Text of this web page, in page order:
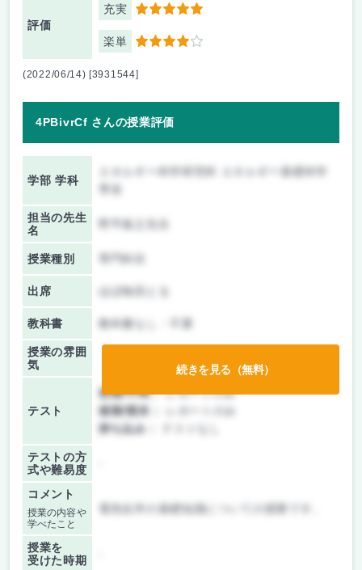
評価
充実 5
楽単 4
(2022/06/14) [3931544]
4PBivrCf さんの授業評価
学部 学科
担当の先生
名
野平俊之先生
授業種別
出席 ほぼ毎回とる
教科書 教科書なし・不要
授業の雰囲
気
テスト
前期/中間：レポートのみ
後期/期末：
持ち込み：
テストの方
式や難易度
コメント
授業の内容や
学べたこと
電気化学の基礎知識についての授業です。
授業を
受けた時期
続きを見る（無料）